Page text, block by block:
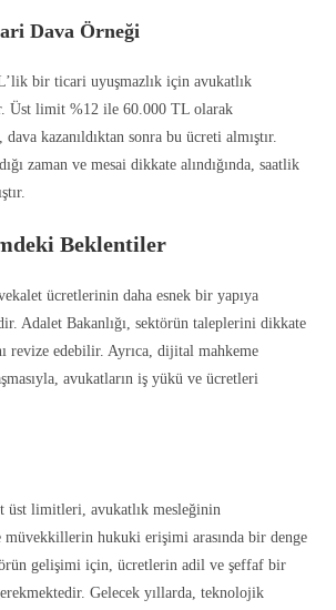
Dava Örneği
bir ticari uyuşmazlık için avukatlık
Üst limit %12 ile 60.000 TL olarak
kazanıldıktan sonra bu ücreti almıştır.
zaman ve mesai dikkate alındığında, saatlik
Beklentiler
ücretlerinin daha esnek bir yapıya
Adalet Bakanlığı, sektörün taleplerini dikkate
revize edebilir. Ayrıca, dijital mahkeme
avukatların iş yükü ve ücretleri
üst limitleri, avukatlık mesleğinin
hukuki erişimi arasında bir denge
gelişimi için, ücretlerin adil ve şeffaf bir
Gelecek yıllarda, teknolojik